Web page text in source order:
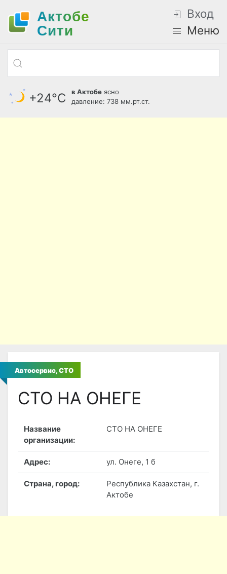
Актобе
Cити
Вход
Меню
+24°С в Актобе ясно
давление: 738 мм.рт.ст.
Автосервис, СТО
СТО НА ОНЕГЕ
Название
организации:
СТО НА ОНЕГЕ
Адрес: ул. Онеге, 1 б
Страна, город:
Республика Казахстан, г.
Актобе